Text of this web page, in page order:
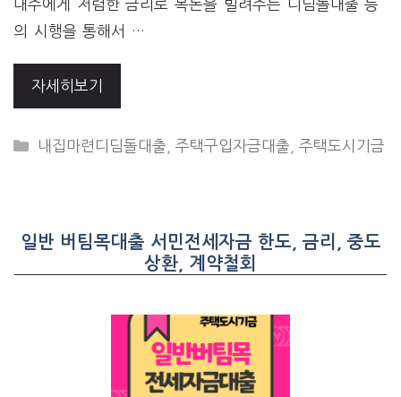
대주에게 저렴한 금리로 목돈을 빌려주는 디딤돌대출 등
의 시행을 통해서 …
자세히보기
CATEGORIES
내집마련디딤돌대출 ,주택구입자금대출 ,주택도시기금
일반 버팀목대출 서민전세자금 한도, 금리, 중도
상환, 계약철회